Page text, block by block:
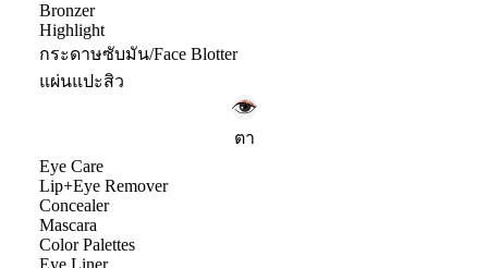
Bronzer
Highlight
กระดาษซับมัน/Face Blotter
แผ่นแปะสิว
ตา
Eye Care
Lip+Eye Remover
Concealer
Mascara
Color Palettes
Eye Liner